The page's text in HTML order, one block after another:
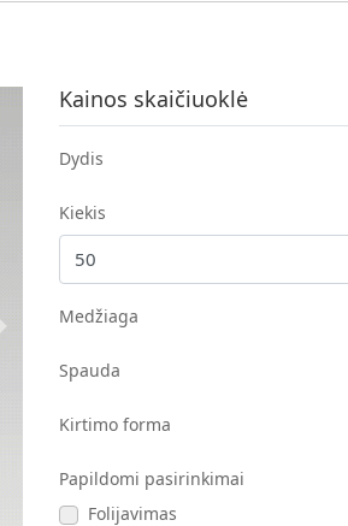
Kainos skaičiuoklė
Dydis
Kiekis
Medžiaga
Spauda
Kirtimo forma
Papildomi pasirinkimai
Folijavimas